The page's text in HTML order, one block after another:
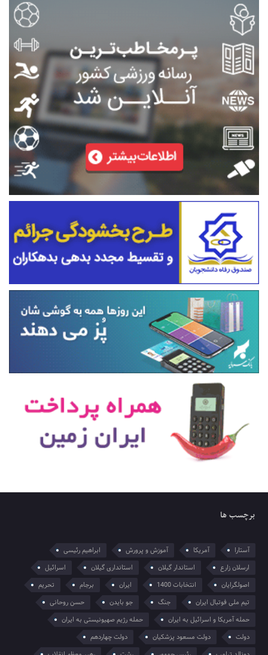
برچسب ها
آستارا آمریکا آموزش و پرورش
ابراهیم رئیسی
ارسلان زارع
استاندار گیلان استانداری گیلان
اسرائیل
اصولگرایان
انتخابات 1400 ایران برجام
تحریم
تیم ملی فوتبال ایران
جنگ جو بایدن
حسن روحانی
حمله آمریکا و اسرائیل به ایران
حمله رژیم صهیونیستی به ایران
دولت
دولت مسعود پزشکیان
دولت چهاردهم